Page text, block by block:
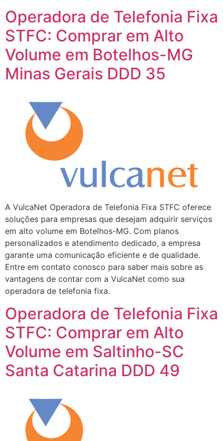
Operadora de Telefonia Fixa
STFC: Comprar em Alto
Volume em Botelhos-MG
Minas Gerais DDD 35
A VulcaNet Operadora de Telefonia Fixa STFC oferece
soluções para empresas que desejam adquirir serviços
em alto volume em Botelhos-MG. Com planos
personalizados e atendimento dedicado, a empresa
garante uma comunicação eficiente e de qualidade.
Entre em contato conosco para saber mais sobre as
vantagens de contar com a VulcaNet como sua
operadora de telefonia fixa.
Operadora de Telefonia Fixa
STFC: Comprar em Alto
Volume em Saltinho-SC
Santa Catarina DDD 49